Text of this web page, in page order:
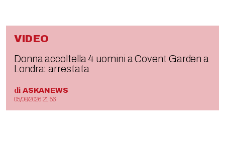
VIDEO
Donna accoltella 4 uomini a Covent Garden a
Londra: arrestata
di ASKANEWS
05/08/2026 21:56